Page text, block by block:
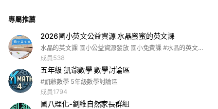
專屬推薦
2026國小英文公益資源 水晶蜜蜜的英文課
水晶的英文課 國小公益資源發放 國小免費課 #水晶的英文課 #國小英文 #小學生英文 #線上英文學習 #英文啟蒙 #免費英文資源 #文法從小學起 #英語語感養成 #國小英語 #孩子學英文#水晶老師教材 #英文學習資源 #免費英文講義 #英語學習平台 #小學英文文法 #英文句型練習 #英文單字表 #閱讀理解練習 #英文聽力練習 #英語學習日常#家長英語社群 #學英文不孤單 #水晶老師家長群 #親子英文 #一起學英文 #英文學習打卡 #線上英文課 #英文學習習慣 #學英文從小開始 #水晶老師教英文 #水晶蜜蜜英文
成員538
五年級 凱爺數學 數學討論區
#凱爺數學 5年級數學討論區
成員1794
國八理化-劉維自然家長群組